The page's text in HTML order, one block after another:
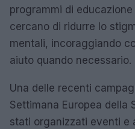
programmi di
cercano di ridurre lo
mentali, incoraggiando
aiuto quando necessario.
Una delle recenti
Settimana Europea della
stati organizzati eventi e